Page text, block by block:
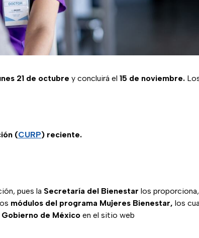
21 de octubre y concluirá el 15 de noviembre.
(CURP) reciente.
pues la Secretaría del Bienestar los
módulos del programa Mujeres Bienestar, los
Gobierno de México en el sitio web